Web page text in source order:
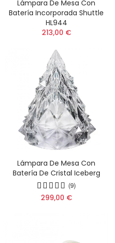
Lámpara De Mesa Con
Batería Incorporada Shuttle
HL944
213,00 €
Lámpara De Mesa Con
Batería De Cristal Iceberg
(9)
299,00 €